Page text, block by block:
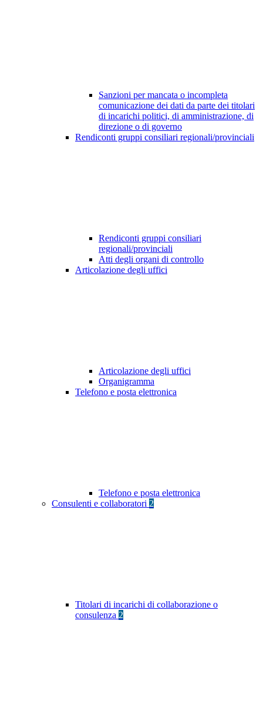
Sanzioni per mancata o incompleta
comunicazione dei dati da parte dei titolari
di incarichi politici, di amministrazione, di
direzione o di governo
Rendiconti gruppi consiliari regionali/provinciali
Rendiconti gruppi consiliari
regionali/provinciali
Atti degli organi di controllo
Articolazione degli uffici
Articolazione degli uffici
Organigramma
Telefono e posta elettronica
Telefono e posta elettronica
Consulenti e collaboratori 2
Titolari di incarichi di collaborazione o
consulenza 2